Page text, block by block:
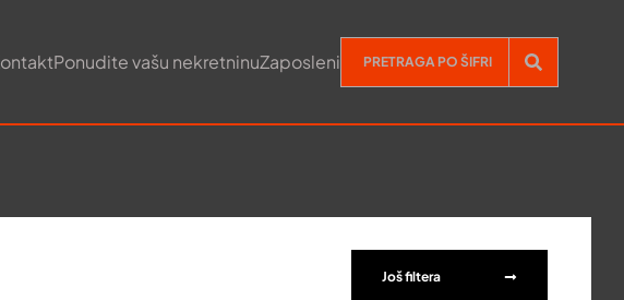
Ponudite vašu nekretninuZaposleni
Još filtera